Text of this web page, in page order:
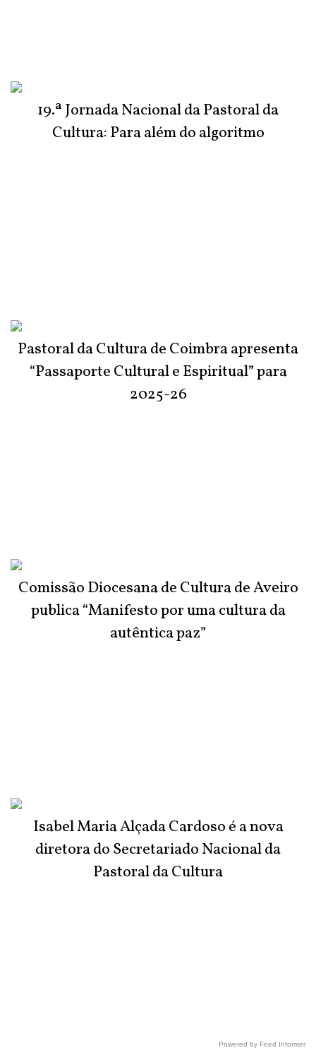
19.ª Jornada Nacional da Pastoral da
Cultura: Para além do algoritmo
Pastoral da Cultura de Coimbra apresenta
“Passaporte Cultural e Espiritual” para
2025-26
Comissão Diocesana de Cultura de Aveiro
publica “Manifesto por uma cultura da
autêntica paz”
Isabel Maria Alçada Cardoso é a nova
diretora do Secretariado Nacional da
Pastoral da Cultura
Powered by Feed Informer